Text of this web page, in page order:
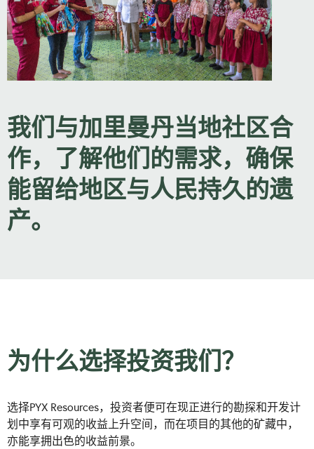
我们与加里曼丹当地社区合
作，了解他们的需求，确保
能留给地区与人民持久的遗
产。
为什么选择投资我们？
选择PYX Resources，投资者便可在现正进行的勘探和开发计
划中享有可观的收益上升空间，而在项目的其他的矿藏中，
亦能享拥出色的收益前景。